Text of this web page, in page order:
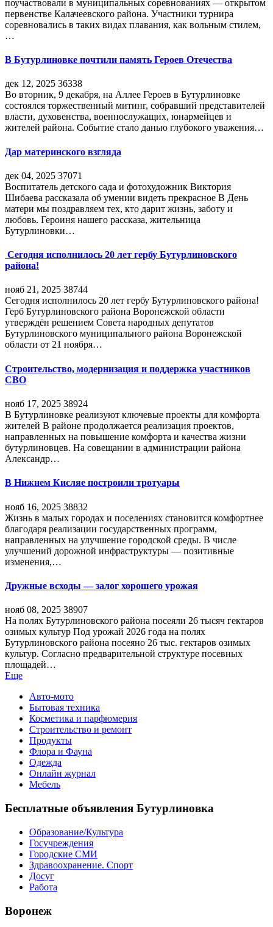
поучаствовали в муниципальных соревнованиях — открытом
первенстве Калачеевского района. Участники турнира
соревновались в таких видах плавания, как вольным стилем,
…
В Бутурлиновке почтили память Героев Отечества
дек 12, 2025 36338
Во вторник, 9 декабря, на Аллее Героев в Бутурлиновке
состоялся торжественный митинг, собравший представителей
власти, духовенства, военнослужащих, юнармейцев и
жителей района. Событие стало данью глубокого уважения…
Дар материнского взгляда
дек 04, 2025 37071
Воспитатель детского сада и фотохудожник Виктория
Шибаева рассказала об умении видеть прекрасное В День
матери мы поздравляем тех, кто дарит жизнь, заботу и
любовь. Героиня нашего рассказа, жительница
Бутурлиновки…
Сегодня исполнилось 20 лет гербу Бутурлиновского
района!
нояб 21, 2025 38744
Сегодня исполнилось 20 лет гербу Бутурлиновского района!
Герб Бутурлиновского района Воронежской области
утверждён решением Совета народных депутатов
Бутурлиновского муниципального района Воронежской
области от 21 ноября…
Строительство, модернизация и поддержка участников
СВО
нояб 17, 2025 38924
В Бутурлиновке реализуют ключевые проекты для комфорта
жителей В районе продолжается реализация проектов,
направленных на повышение комфорта и качества жизни
бутурлиновцев. На совещании в администрации района
Александр…
В Нижнем Кисляе построили тротуары
нояб 16, 2025 38832
Жизнь в малых городах и поселениях становится комфортнее
благодаря реализации государственных программ,
направленных на улучшение городской среды. В числе
улучшений дорожной инфраструктуры — позитивные
изменения,…
Дружные всходы — залог хорошего урожая
нояб 08, 2025 38907
На полях Бутурлиновского района посеяли 26 тысяч гектаров
озимых культур Под урожай 2026 года на полях
Бутурлиновского района посеяно 26 тыс. гектаров озимых
культур. Согласно предварительной структуре посевных
площадей…
Еще
Авто-мото
Бытовая техника
Косметика и парфюмерия
Строительство и ремонт
Продукты
Флора и Фауна
Одежда
Онлайн журнал
Мебель
Бесплатные объявления Бутурлиновка
Образование/Культура
Госучреждения
Городские СМИ
Здравоохранение. Спорт
Досуг
Работа
Воронеж